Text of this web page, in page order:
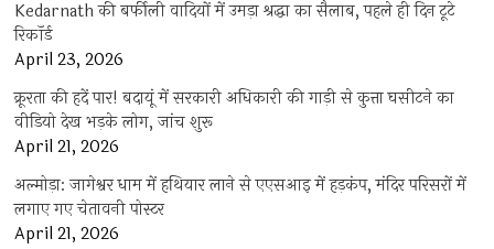
Kedarnath की बर्फीली वादियों में उमड़ा श्रद्धा का सैलाब, पहले ही दिन टूटे
रिकॉर्ड
April 23, 2026
क्रूरता की हदें पार! बदायूं में सरकारी अधिकारी की गाड़ी से कुत्ता घसीटने का
वीडियो देख भड़के लोग, जांच शुरू
April 21, 2026
अल्मोड़ा: जागेश्वर धाम में हथियार लाने से एएसआइ में हड़कंप, मंदिर परिसरों में
लगाए गए चेतावनी पोस्टर
April 21, 2026